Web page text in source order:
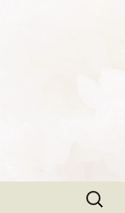
にある
式ブログ
」。象印マ
トラン」と
提供しま
検